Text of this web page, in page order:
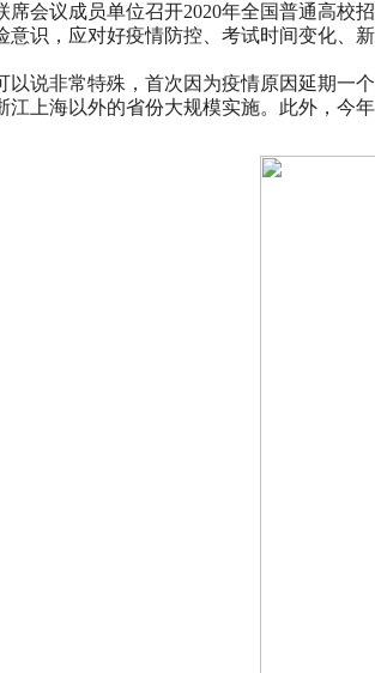
席会议成员单位召开2020年全国普通高校
意识，应对好疫情防控、考试时间变化、
以说非常特殊，首次因为疫情原因延期一
江上海以外的省份大规模实施。此外，今